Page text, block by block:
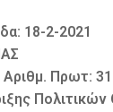
18-2-2021